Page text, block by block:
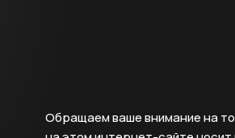
Обращаем ваше внимание на